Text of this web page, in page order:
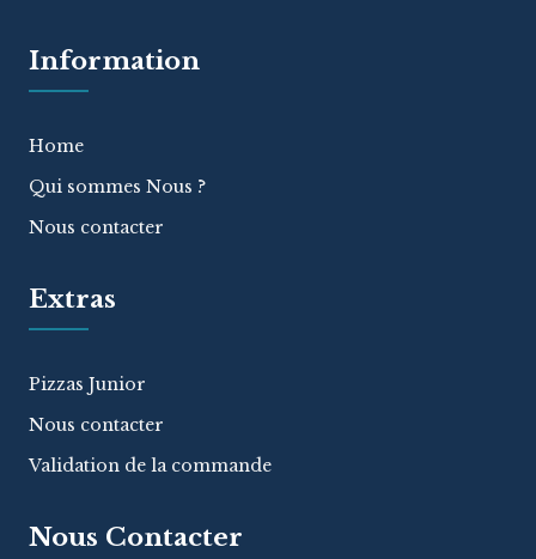
Information
Home
Qui sommes Nous ?
Nous contacter
Extras
Pizzas Junior
Nous contacter
Validation de la commande
Nous Contacter